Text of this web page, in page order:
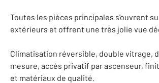
Toutes les pièces principales s'ouvrent
extérieurs et offrent une très jolie vue
Climatisation réversible, double vitrage,
mesure, accès privatif par ascenseur,
et matériaux de qualité.